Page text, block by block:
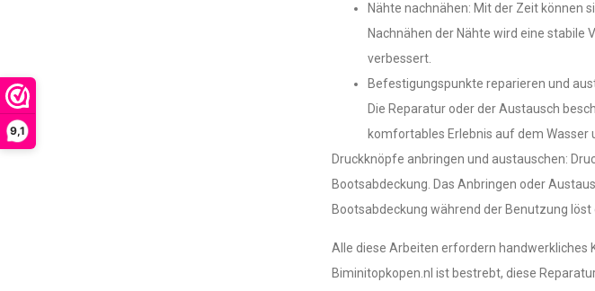
9,1
Nähte nachnähen: Mit der Zeit können
Nachnähen der Nähte wird eine stabile
verbessert.
Befestigungspunkte reparieren und
Die Reparatur oder der Austausch
komfortables Erlebnis auf dem Wasser
Druckknöpfe anbringen und austauschen:
Bootsabdeckung. Das Anbringen oder
Bootsabdeckung während der Benutzung löst
Alle diese Arbeiten erfordern handwerkliches
Biminitopkopen.nl ist bestrebt, diese